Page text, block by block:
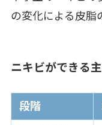
の変化による皮脂
ニキビができる
段階